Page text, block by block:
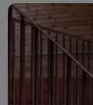
Bloedonderzoek